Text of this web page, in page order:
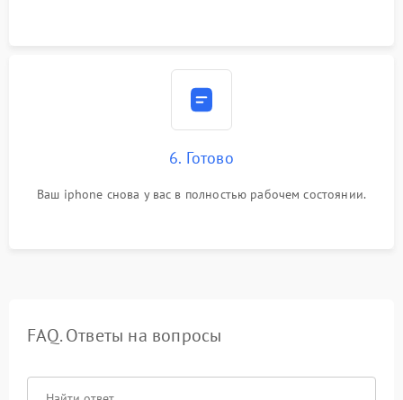
6. Готово
Ваш iphone снова у вас в полностью рабочем состоянии.
FAQ. Ответы на вопросы